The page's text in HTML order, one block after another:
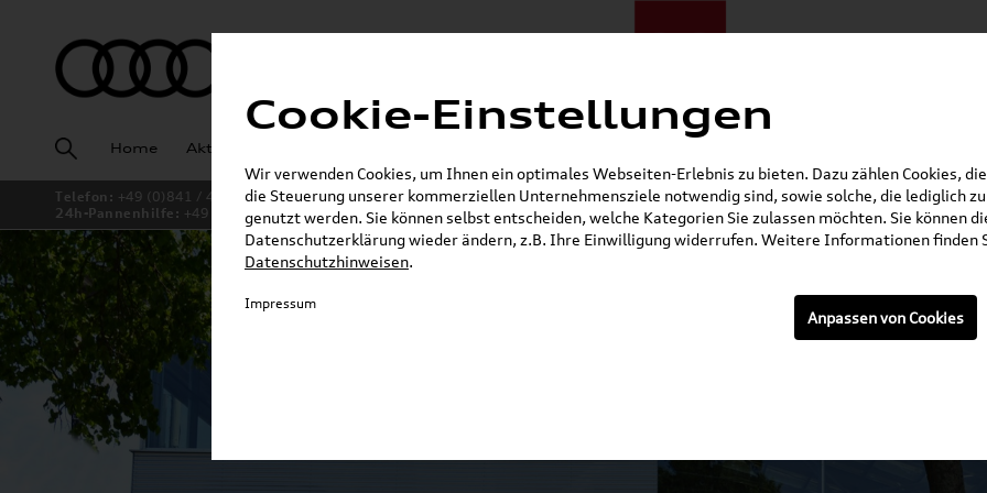
Home Aktuelles
Telefon: +49 (0)841 / 49 140
24h-Pannenhilfe: +49 (0)171 / 870 72 87 Gerade geöffnet
Cookie-Einstellungen
Wir verwenden Cookies, um Ihnen ein optimales Webseiten-Erlebnis zu bieten. Dazu zählen Cookies,
die Steuerung unserer kommerziellen Unternehmensziele notwendig sind, sowie solche, die lediglich
genutzt werden. Sie können selbst entscheiden, welche Kategorien Sie zulassen möchten. Sie können
Datenschutzerklärung wieder ändern, z.B. Ihre Einwilligung widerrufen. Weitere Informationen finden
Datenschutzhinweisen.
Anpassen von Cookies
Impressum